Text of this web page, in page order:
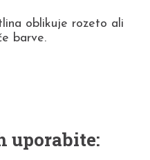
oblikuje rozeto ali
barve.
uporabite: